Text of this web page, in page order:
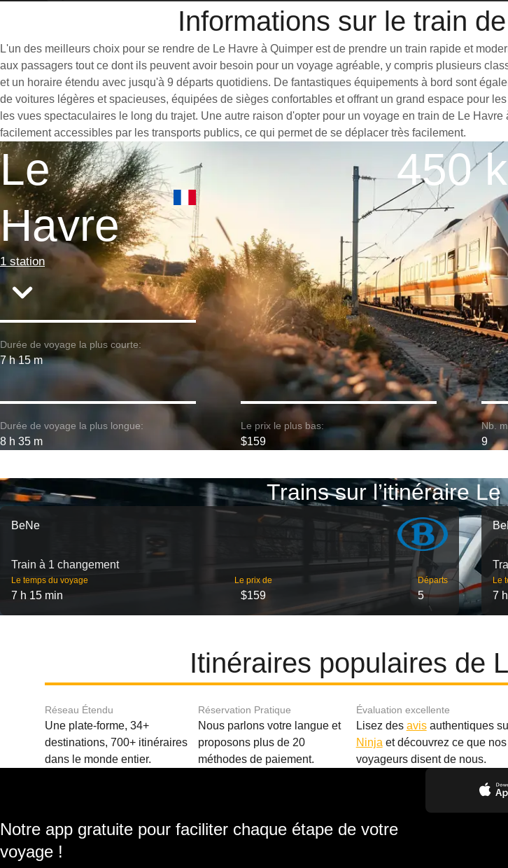
Informations sur le train
L'un des meilleurs choix pour se rendre de Le Havre à Quimper est de prendre un train rapide et
aux passagers tout ce dont ils peuvent avoir besoin pour un voyage agréable, y compris plusieurs
et un horaire étendu avec jusqu'à 9 départs quotidiens. De fantastiques équipements à bord sont
de voitures légères et spacieuses, équipées de sièges confortables et offrant un grand espace pour
les vues spectaculaires le long du trajet. Une autre raison d'opter pour un voyage en train de Le
facilement accessibles par les transports publics, ce qui permet de se déplacer très facilement.
Le
Havre
1 station
450
Durée de voyage la plus courte:
7 h 15 m
Durée de voyage la plus longue:
8 h 35 m
Le prix le plus bas:
$159
Nb.
9
Trains sur l’itinéraire
BeNe
Train à 1 changement
Le temps du voyage
7 h 15 min
Le prix de
$159
Départs
5
Le
7
Itinéraires populaires de
Réseau Étendu
Une plate-forme, 34+
destinations, 700+ itinéraires
dans le monde entier.
Réservation Pratique
Nous parlons votre langue et
proposons plus de 20
méthodes de paiement.
Évaluation excellente
Lisez des avisauthentiques
Ninja et découvrez ce que nos
voyageurs disent de nous.
Notre app gratuite pour faciliter chaque étape de votre
voyage !